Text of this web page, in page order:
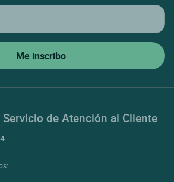
de Atención al Cliente